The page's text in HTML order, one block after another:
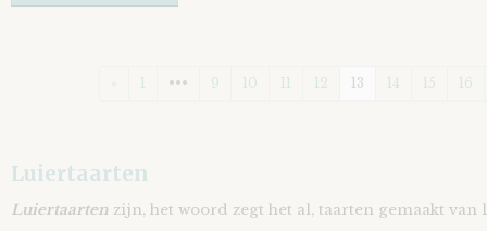
« 1 ••• 9 10 11 12 13 14 15 16
Luiertaarten
Luiertaarten zijn, het woord zegt het al, taarten gemaakt van